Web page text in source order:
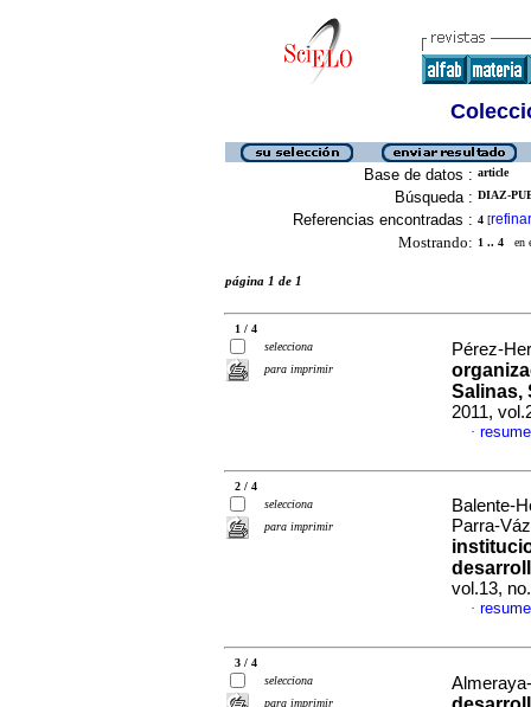
Base de datos : article
Búsqueda : DIAZ-
Referencias encontradas : 4 [refinar
Mostrando: 1 .. 4 en
página 1 de 1
1 / 4
selecciona
para imprimir
Pérez-
Salinas,
2011,
·
2 / 4
selecciona
para imprimir
Balente-
Parra-
vol.13,
·
3 / 4
selecciona
para imprimir